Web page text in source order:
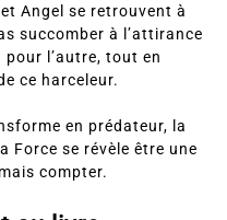
Angel se retrouvent à
succomber à l’attirance
pour l’autre, tout en
ce harceleur.
en prédateur, la
Force se révèle être une
compter.